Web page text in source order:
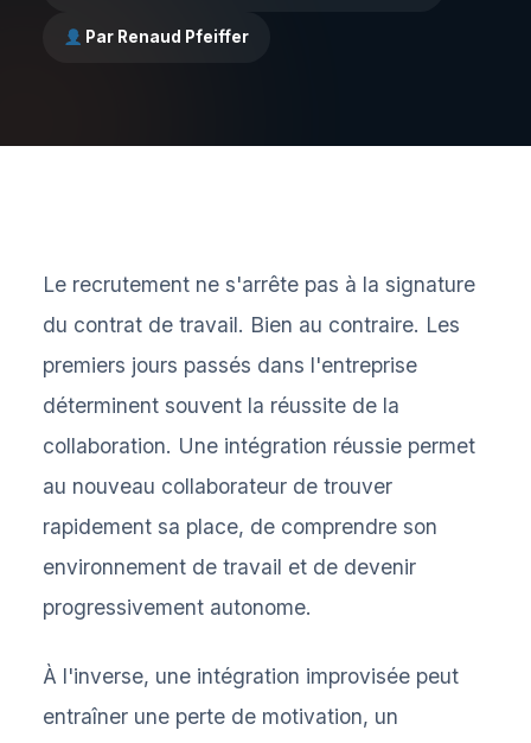
Par Renaud Pfeiffer
Le recrutement ne s'arrête pas à la signature
du contrat de travail. Bien au contraire. Les
premiers jours passés dans l'entreprise
déterminent souvent la réussite de la
collaboration. Une intégration réussie permet
au nouveau collaborateur de trouver
rapidement sa place, de comprendre son
environnement de travail et de devenir
progressivement autonome.
À l'inverse, une intégration improvisée peut
entraîner une perte de motivation, un